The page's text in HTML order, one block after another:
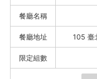
客服專線
服務信箱
關於
餐廳名稱
餐廳地址 105 臺
限定組數